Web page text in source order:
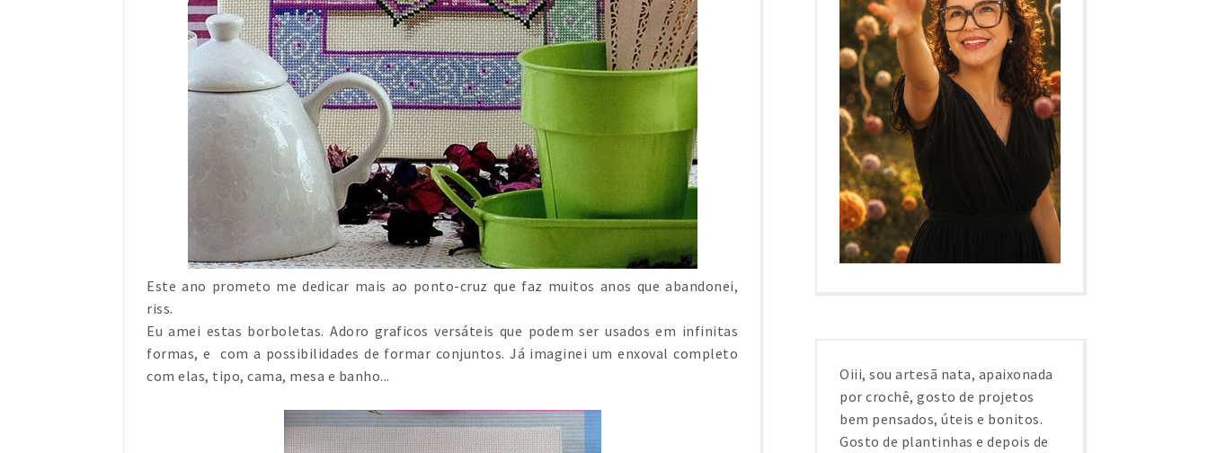
Este ano prometo me dedicar mais ao ponto-cruz que faz muitos anos que abandonei,
riss.
Eu amei estas borboletas. Adoro graficos versáteis que podem ser usados em infinitas
formas, e com a possibilidades de formar conjuntos. Já imaginei um enxoval completo
com elas, tipo, cama, mesa e banho...
Oiii, sou artesã nata, apaixonada
por crochê, gosto de projetos
bem pensados, úteis e bonitos.
Gosto de plantinhas e depois de